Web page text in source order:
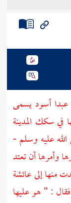
أسود يسمى
في سكك المدينة
عليه وسلم -
وأمرها أن تعتد
منها إلىعائشة
: " هو عليها